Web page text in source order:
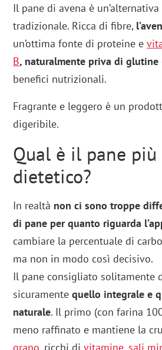
Il pane di avena è
tradizionale. Ricca di fibre,
un’ottima fonte di proteine e
B, naturalmente priva di glutine
benefici nutrizionali.
Fragrante e leggero è un
digeribile.
Qual è il pane
dietetico?
In realtà non ci sono troppe
di pane per quanto riguarda
cambiare la percentuale di
ma non in modo così decisivo.
Il pane consigliato solitamente
sicuramentequello integrale e
naturale. Il primo (con farina
meno raffinato e mantiene la